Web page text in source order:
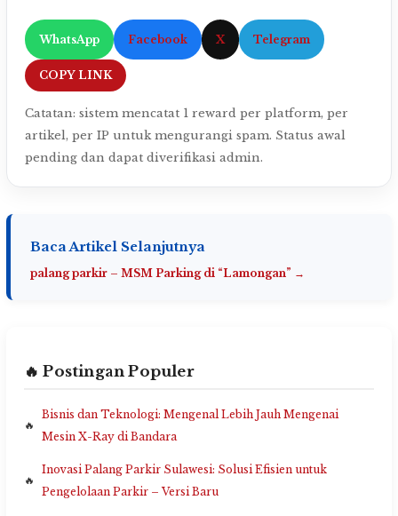
WhatsApp Facebook X Telegram
COPY LINK
Catatan: sistem mencatat 1 reward per platform, per
artikel, per IP untuk mengurangi spam. Status awal
pending dan dapat diverifikasi admin.
Baca Artikel Selanjutnya
palang parkir – MSM Parking di “Lamongan” →
🔥 Postingan Populer
Bisnis dan Teknologi: Mengenal Lebih Jauh Mengenai
Mesin X-Ray di Bandara
Inovasi Palang Parkir Sulawesi: Solusi Efisien untuk
Pengelolaan Parkir – Versi Baru